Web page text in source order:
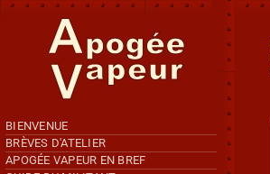
Accéder au contenu principal
BIENVENUE
BRÈVES D'ATELIER
APOGÉE VAPEUR EN BREF